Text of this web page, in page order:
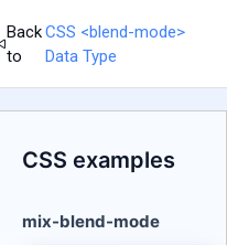
Back
to
CSS <blend-mode>
Data Type